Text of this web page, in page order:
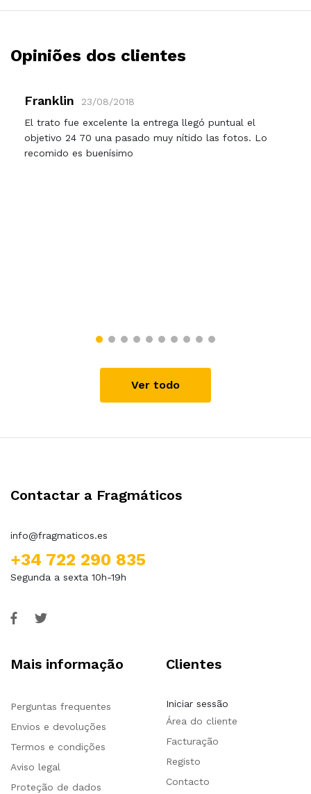
Opiniões dos clientes
Franklin
23/08/2018
El trato fue excelente la entrega llegó puntual el
objetivo 24 70 una pasado muy nítido las fotos. Lo
recomido es buenísimo
Ver todo
Contactar a Fragmáticos
info@fragmaticos.es
+34 722 290 835
Segunda a sexta 10h-19h
Mais informação
Perguntas frequentes
Envios e devoluções
Termos e condições
Aviso legal
Proteção de dados
Clientes
Iniciar sessão
Área do cliente
Facturação
Registo
Contacto